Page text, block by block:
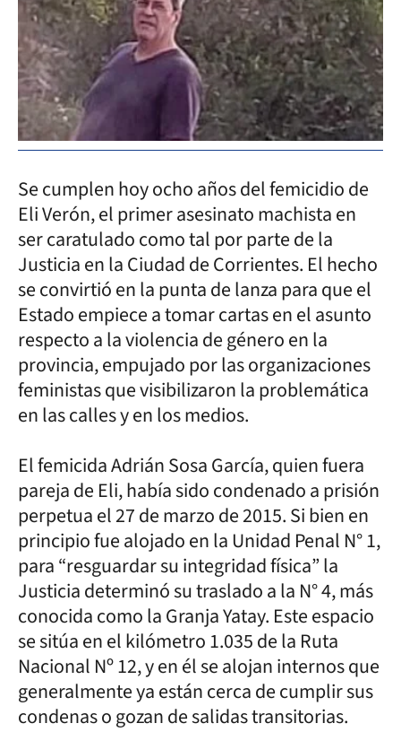
Se cumplen hoy ocho años del femicidio de
Eli Verón, el primer asesinato machista en
ser caratulado como tal por parte de la
Justicia en la Ciudad de Corrientes. El hecho
se convirtió en la punta de lanza para que el
Estado empiece a tomar cartas en el asunto
respecto a la violencia de género en la
provincia, empujado por las organizaciones
feministas que visibilizaron la problemática
en las calles y en los medios.
El femicida Adrián Sosa García, quien fuera
pareja de Eli, había sido condenado a prisión
perpetua el 27 de marzo de 2015. Si bien en
principio fue alojado en la Unidad Penal N° 1,
para “resguardar su integridad física” la
Justicia determinó su traslado a la N° 4, más
conocida como la Granja Yatay. Este espacio
se sitúa en el kilómetro 1.035 de la Ruta
Nacional Nº 12, y en él se alojan internos que
generalmente ya están cerca de cumplir sus
condenas o gozan de salidas transitorias.